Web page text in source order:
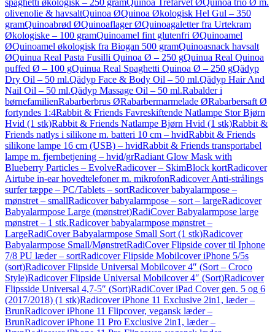
spaghetti økologisk – 250 gramQuinoa Trefarvet ØQuinoa trio Ø m.
olivenolie & havsaltQuinoa ØQuinoa Økologisk Hel Gul – 350
gramQuinoabrød ØQuinoaflager ØQuinoagaletter fra Urtekram
Økologiske – 100 gramQuinoamel fint glutenfri ØQuinoamel
ØQuinoamel økologisk fra Biogan 500 gramQuinoasnack havsalt
ØQuinua Real Pasta Fusilli Quinoa Ø – 250 gQuinua Real Quinoa
puffed Ø – 100 gQuinua Real Spaghetti Quinoa Ø – 250 gQädyp
Dry Oil – 50 ml.Qädyp Face & Body Oil – 50 ml.Qädyp Hair And
Nail Oil – 50 ml.Qädyp Massage Oil – 50 ml.Rabalder i
børnefamilienRabarberbrus ØRabarbermarmelade ØRabarbersaft Ø
fortyndes 1:4Rabbit & Friends Favreskiftende Natlampe Stor Bjørn
Hvid (1 stk)Rabbit & Friends Natlampe Bjørn Hvid (1 stk)Rabbit &
Friends natlys i silikone m. batteri 10 cm – hvidRabbit & Friends
silikone lampe 16 cm (USB) – hvidRabbit & Friends transportabel
lampe m. fjernbetjening – hvid/grRadiant Glow Mask with
Blueberry Particles – EvolveRadicover – SkimBlock kortRadicover
Airtube in-ear hovedtelefoner m. mikrofonRadicover Anti-strålings
surfer tæppe – PC/Tablets – sortRadicover babyalarmpose –
mønstret – smallRadicover babyalarmpose – sort – largeRadicover
Babyalarmpose Large (mønstret)RadiCover Babyalarmpose large
mønstret – 1 stk.Radicover babyalarmpose mønstret –
LargeRadiCover Babyalarmpose Small Sort (1 stk)Radicover
Babyalarmpose Small/MønstretRadiCover Flipside cover til Iphone
7/8 PU læder – sortRadicover Flipside Mobilcover iPhone 5/5s
(sort)Radicover Flipside Universal Mobilcover 4″ (Sort – Croco
Style)Radicover Flipside Universal Mobilcover 4″ (Sort)Radicover
Flipsside Universal 4,7-5″ (Sort)RadiCover iPad Cover gen. 5 og 6
(2017/2018) (1 stk)Radicover iPhone 11 Exclusive 2in1, læder –
BrunRadicover iPhone 11 Flipcover, vegansk læder –
BrunRadicover iPhone 11 Pro Exclusive 2in1, læder –